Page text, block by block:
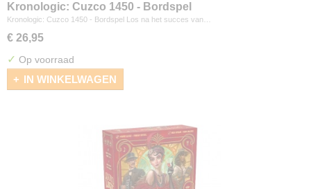
Kronologic: Cuzco 1450 - Bordspel
Kronologic: Cuzco 1450 - Bordspel Los na het succes van…
€ 26,95
✓ Op voorraad
IN WINKELWAGEN